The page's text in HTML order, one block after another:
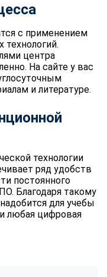
с применением
технологий.
центра
На сайте у вас
и литературе.
технологии
ряд удобств
постоянного
Благодаря такому
для учебы
любая цифровая